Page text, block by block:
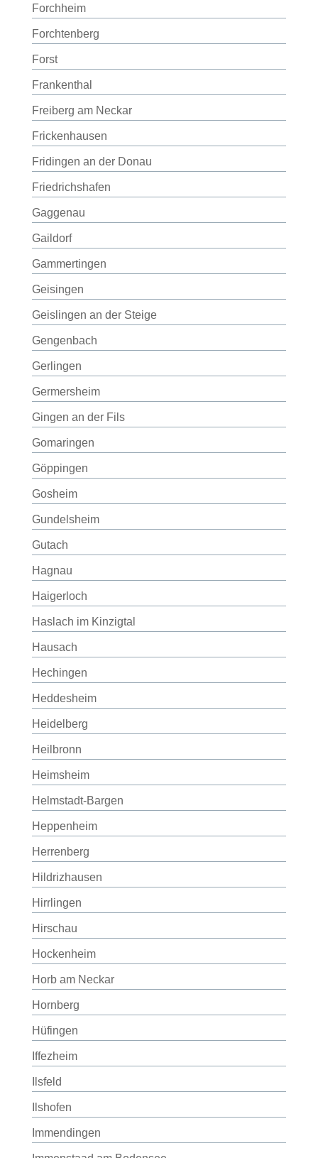
Forchheim
Forchtenberg
Forst
Frankenthal
Freiberg am Neckar
Frickenhausen
Fridingen an der Donau
Friedrichshafen
Gaggenau
Gaildorf
Gammertingen
Geisingen
Geislingen an der Steige
Gengenbach
Gerlingen
Germersheim
Gingen an der Fils
Gomaringen
Göppingen
Gosheim
Gundelsheim
Gutach
Hagnau
Haigerloch
Haslach im Kinzigtal
Hausach
Hechingen
Heddesheim
Heidelberg
Heilbronn
Heimsheim
Helmstadt-Bargen
Heppenheim
Herrenberg
Hildrizhausen
Hirrlingen
Hirschau
Hockenheim
Horb am Neckar
Hornberg
Hüfingen
Iffezheim
Ilsfeld
Ilshofen
Immendingen